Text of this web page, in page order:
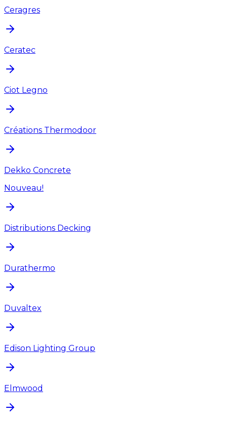
Ceragres
Ceratec
Ciot Legno
Créations Thermodoor
Dekko Concrete
Nouveau!
Distributions Decking
Durathermo
Duvaltex
Edison Lighting Group
Elmwood